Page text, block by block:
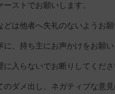
ーストでお願いします。
どは他者へ失礼のないようお
に、持ち主にお声かけをお願
に入らないでお断りしてくだ
のダメ出し、ネガティブな意